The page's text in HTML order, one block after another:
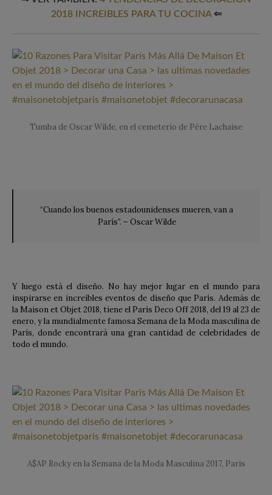
2018 INCREIBLES PARA TU COCINA⇐
Tumba de Oscar Wilde, en el cemeterio de Pére Lachaise
“Cuando los buenos estadounidenses mueren, van a
París”. – Oscar Wilde
Y luego está el diseño. No hay mejor lugar en el mundo para
inspirarse en increíbles eventos de diseño que París. Además de
la Maison et Objet 2018, tiene el Paris Deco Off 2018, del 19 al 23 de
enero, y la mundialmente famosa Semana de la Moda masculina de
París, donde encontrará una gran cantidad de celebridades de
todo el mundo.
A$AP Rocky en la Semana de la Moda Masculina 2017, Paris